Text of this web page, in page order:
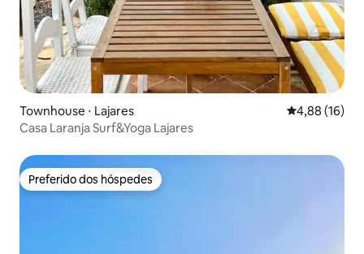
Townhouse ⋅ Lajares 4,88 de uma
4,88 (16)
Casa Laranja Surf&Yoga Lajares
Preferido dos hóspedes
Preferido dos hóspedes